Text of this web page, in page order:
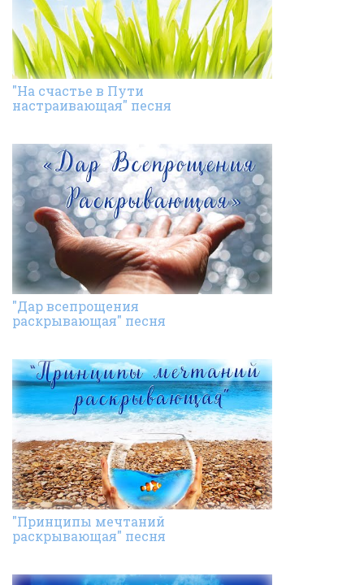
"На счастье в Пути
настраивающая" песня
"Дар всепрощения
раскрывающая" песня
"Принципы мечтаний
раскрывающая" песня